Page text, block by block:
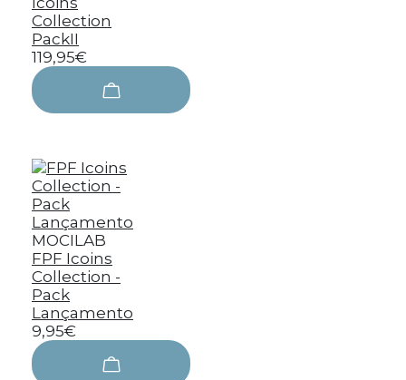
Collection
PackII
119,95€
MOCILAB
FPF Icoins
Collection -
Pack
Lançamento
9,95€